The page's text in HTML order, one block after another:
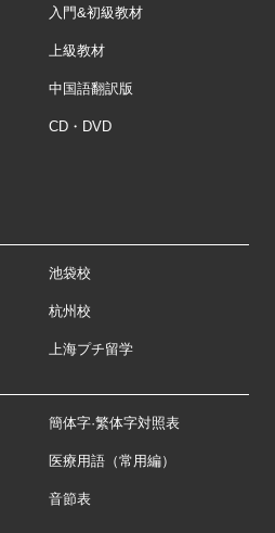
入門&初級教材
上級教材
中国語翻訳版
CD・DVD
池袋校
杭州校
上海プチ留学
簡体字·繁体字対照表
医療用語（常用編）
音節表